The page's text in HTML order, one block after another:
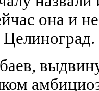
она и